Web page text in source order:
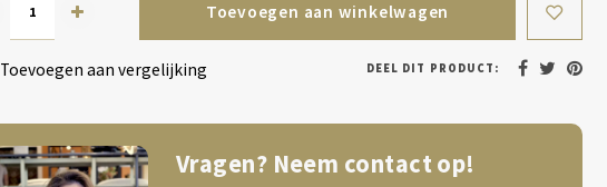
Toevoegen aan winkelwagen
Toevoegen aan vergelijking DEEL DIT PRODUCT:
Vragen? Neem contact op!